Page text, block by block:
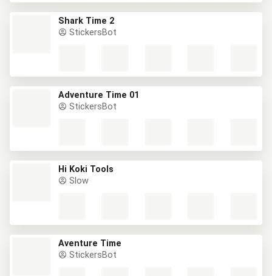
Shark Time 2
StickersBot
Adventure Time 01
StickersBot
Hi Koki Tools
Slow
Aventure Time
StickersBot